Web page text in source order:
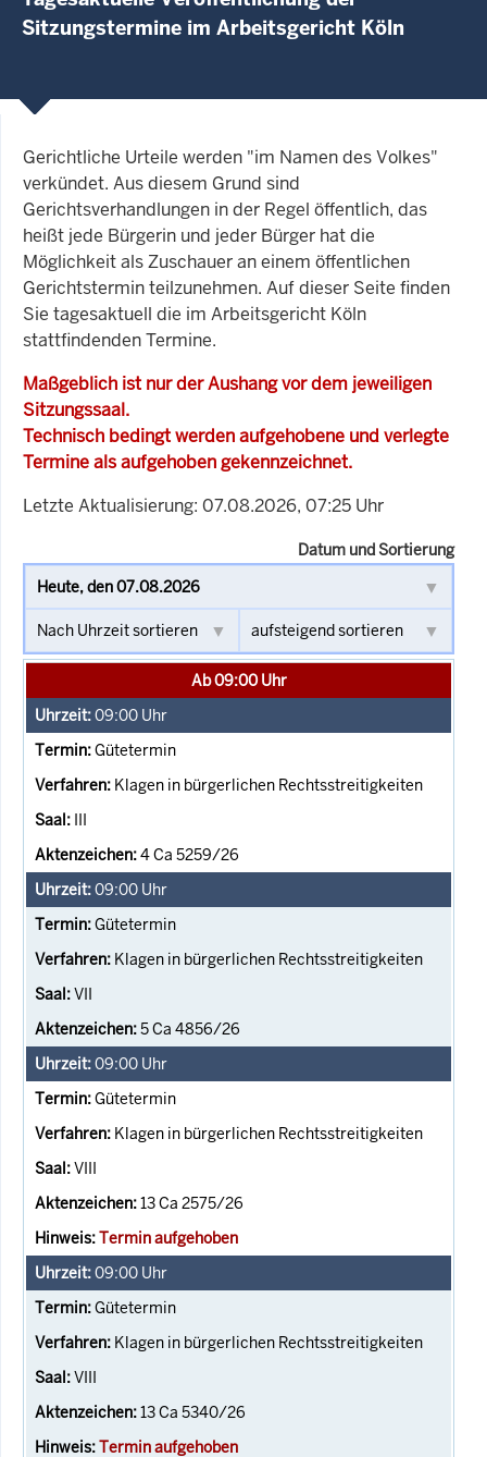
Sitzungstermine im Arbeitsgericht Köln
Gerichtliche Urteile werden "im Namen des Volkes"
verkündet. Aus diesem Grund sind
Gerichtsverhandlungen in der Regel öffentlich, das
heißt jede Bürgerin und jeder Bürger hat die
Möglichkeit als Zuschauer an einem öffentlichen
Gerichtstermin teilzunehmen. Auf dieser Seite finden
Sie tagesaktuell die im Arbeitsgericht Köln
stattfindenden Termine.
Maßgeblich ist nur der Aushang vor dem jeweiligen
Sitzungssaal.
Technisch bedingt werden aufgehobene und verlegte
Termine als aufgehoben gekennzeichnet.
Letzte Aktualisierung: 07.08.2026, 07:25 Uhr
Datum und Sortierung
Ab 09:00 Uhr
09:00 Uhr
Gütetermin
Klagen in bürgerlichen Rechtsstreitigkeiten
III
4 Ca 5259/26
09:00 Uhr
Gütetermin
Klagen in bürgerlichen Rechtsstreitigkeiten
VII
5 Ca 4856/26
09:00 Uhr
Gütetermin
Klagen in bürgerlichen Rechtsstreitigkeiten
VIII
13 Ca 2575/26
Termin aufgehoben
09:00 Uhr
Gütetermin
Klagen in bürgerlichen Rechtsstreitigkeiten
VIII
13 Ca 5340/26
Termin aufgehoben